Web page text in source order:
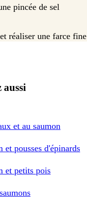
pincée de sel
réaliser une farce fine
aussi
et au saumon
et pousses d'épinards
et petits pois